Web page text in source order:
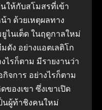
ให้กับสโมสรที่เข้า
า ด้วยเหตุผลทาง
ไนเต็ด ในฤดูกาลใหม่
ดัง อย่างแอตเลติโก
ไรก็ตาม มีรายงานว่า
จการ อย่างไรก็ตาม
ของเขา ซึ่งเขาเปิด
นผู้ท้าชิงคนใหม่